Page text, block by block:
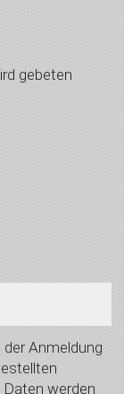
gebeten
Anmeldung
werden